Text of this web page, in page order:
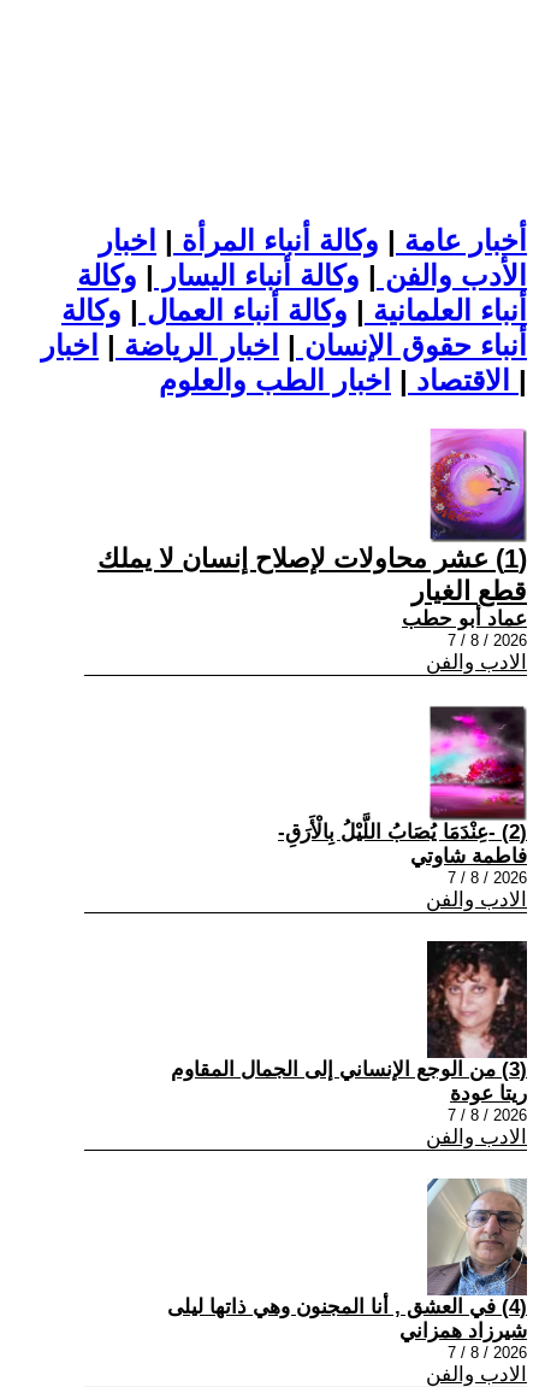
أخبار عامة | وكالة أنباء المرأة | اخبار
الأدب والفن | وكالة أنباء اليسار | وكالة
أنباء العلمانية | وكالة أنباء العمال | وكالة
أنباء حقوق الإنسان | اخبار الرياضة | اخبار
الاقتصاد | |
(1) عشر محاولات لإصلاح إنسان لا يملك
قطع الغيار
عماد أبو حطب
2026 / 8 / 7
الادب والفن
(2) -عِنْدَمَا يُصَابُ اللَّيْلُ بِالْأَرَقِ-
فاطمة شاوتي
2026 / 8 / 7
الادب والفن
(3) من الوجع الإنساني إلى الجمال المقاوم
ريتا عودة
2026 / 8 / 7
الادب والفن
(4) في العشق , أنا المجنون وهي ذاتها ليلى
شيرزاد همزاني
2026 / 8 / 7
الادب والفن